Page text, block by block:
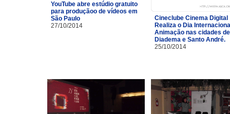
YouTube abre estúdio gratuito
para produçãoo de vídeos em
São Paulo
27/10/2014
Cineclube Cinema Digital
Realiza o Dia
Animação nas cidades de
Diadema e Santo André.
25/10/2014